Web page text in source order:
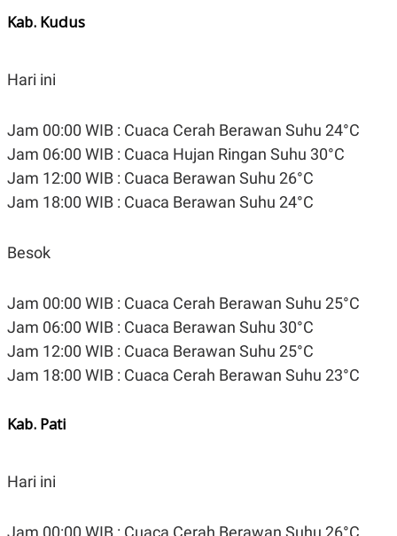
Kab. Kudus
Hari ini
Jam 00:00 WIB : Cuaca Cerah Berawan Suhu 24°C
Jam 06:00 WIB : Cuaca Hujan Ringan Suhu 30°C
Jam 12:00 WIB : Cuaca Berawan Suhu 26°C
Jam 18:00 WIB : Cuaca Berawan Suhu 24°C
Besok
Jam 00:00 WIB : Cuaca Cerah Berawan Suhu 25°C
Jam 06:00 WIB : Cuaca Berawan Suhu 30°C
Jam 12:00 WIB : Cuaca Berawan Suhu 25°C
Jam 18:00 WIB : Cuaca Cerah Berawan Suhu 23°C
Kab. Pati
Hari ini
Jam 00:00 WIB : Cuaca Cerah Berawan Suhu 26°C